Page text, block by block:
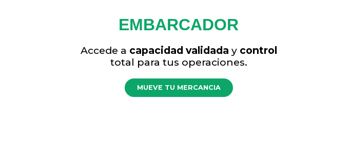
EMBARCADOR
Accede a capacidad validada y control
total para tus operaciones.
MUEVE TU MERCANCIA